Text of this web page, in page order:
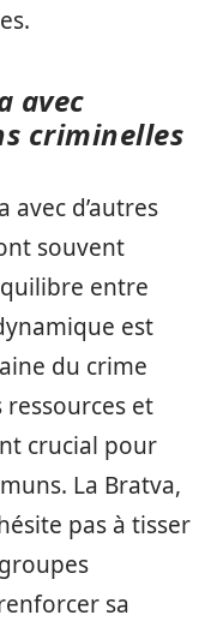
avec
criminelles
avec d’autres
souvent
entre
est
du crime
et
crucial pour
La Bratva,
pas à tisser
sa